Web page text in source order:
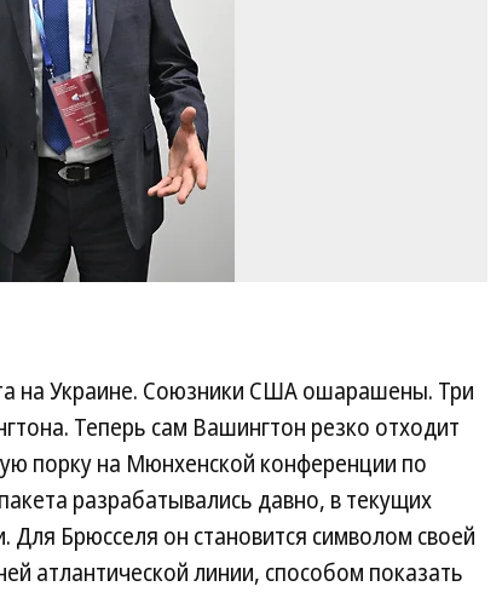
на Украине. Союзники США ошарашены. Три
Теперь сам Вашингтон резко отходит
порку на Мюнхенской конференции по
разрабатывались давно, в текущих
Для Брюсселя он становится символом своей
атлантической линии, способом показать